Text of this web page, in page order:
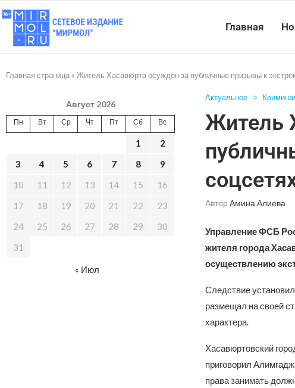
Главная
Главная страница » Житель Хасавюрта осужден за публичные призывы к
Актуальное
Житель
Автор Амина Алиева
Управление ФСБ
жителя города
осуществлению
Следствие
размещал на своей
характера.
Хасавюртовский
приговорил
права занимать
Август 2026
Пн Вт Ср Чт Пт Сб Вс
1
2
3
4 5 6 7 8
9
10
11 12 13 14 15
16
17
18 19 20 21 22
23
24
25 26 27 28 29
30
31
« Июл